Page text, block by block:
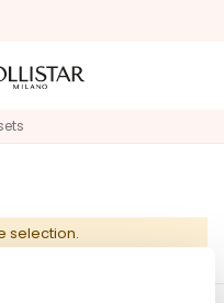
selection.